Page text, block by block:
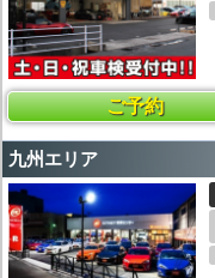
ご予約
九州エリア